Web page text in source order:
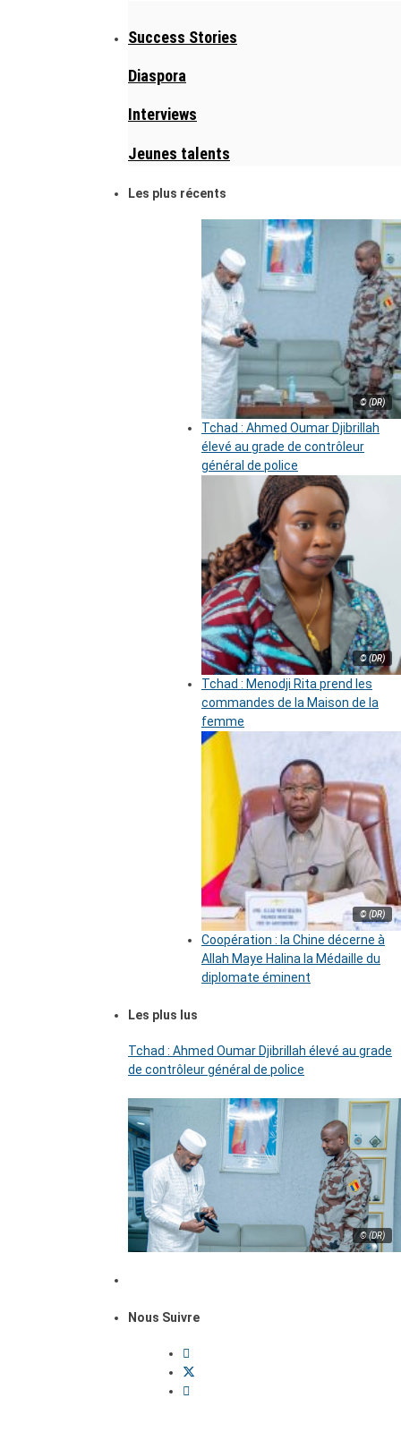
Success Stories
Diaspora
Interviews
Jeunes talents
Les plus récents
© (DR)
Tchad : Ahmed Oumar Djibrillah
élevé au grade de contrôleur
général de police
© (DR)
Tchad : Menodji Rita prend les
commandes de la Maison de la
femme
© (DR)
Coopération : la Chine décerne à
Allah Maye Halina la Médaille du
diplomate éminent
Les plus lus
Tchad : Ahmed Oumar Djibrillah élevé au grade
de contrôleur général de police
© (DR)
Nous Suivre